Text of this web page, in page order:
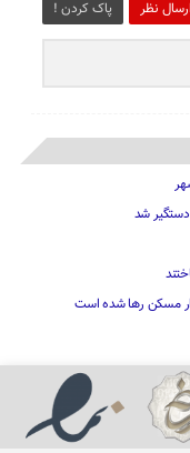
ارسال نظر پاک کردن !
شد